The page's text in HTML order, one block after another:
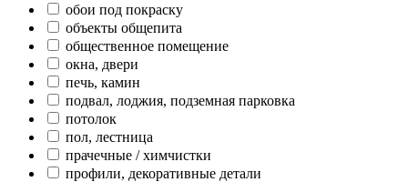
обои под покраску
объекты общепита
общественное помещение
окна, двери
печь, камин
подвал, лоджия, подземная парковка
потолок
пол, лестница
прачечные / химчистки
профили, декоративные детали